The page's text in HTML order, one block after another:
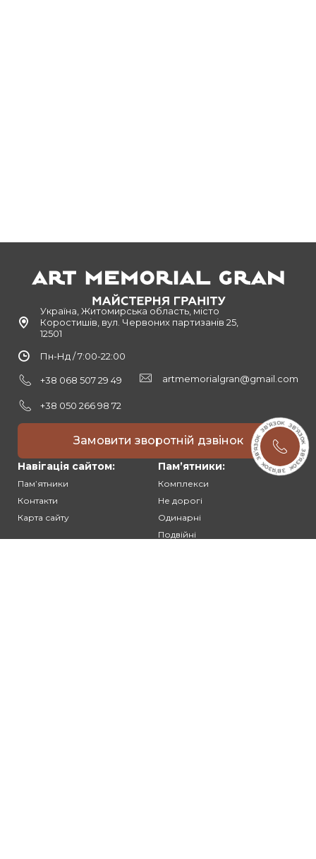
Україна, Житомирська область, місто
Коростишів, вул. Червоних партизанів 25,
12501
Пн-Нд / 7:00-22:00
+38 068 507 29 49
+38 050 266 98 72
artmemorialgran@gmail.com
Замовити зворотній дзвінок
Навігація сайтом:
Памʼятники
Контакти
Карта сайту
Памʼятники:
Комплекси
Не дорогі
Одинарні
Подвійні